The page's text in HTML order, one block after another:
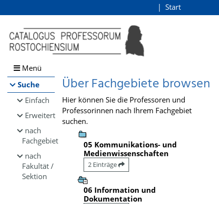
Browsen
direkt zum Inhalt
Start
Menü
Suche
Einfach
Erweitert
nach
Fachgebiet
nach
Fakultät /
Sektion
Über Fachgebiete browsen
Hier können Sie die Professoren und
Professorinnen nach Ihrem Fachgebiet
suchen.
05 Kommunikations- und
Medienwissenschaften
2 Einträge
06 Information und
Dokumentation